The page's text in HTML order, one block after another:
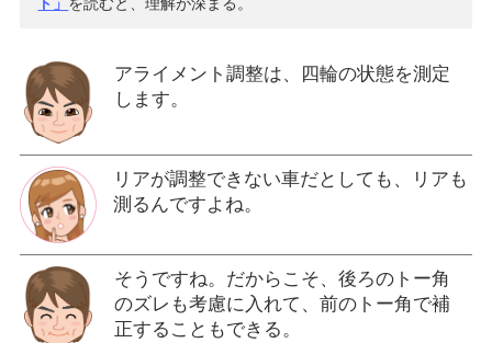
アライメント調整は、四輪の状態を測定
します。
リアが調整できない車だとしても、リアも
測るんですよね。
そうですね。だからこそ、後ろのトー角
のズレも考慮に入れて、前のトー角で補
正することもできる。